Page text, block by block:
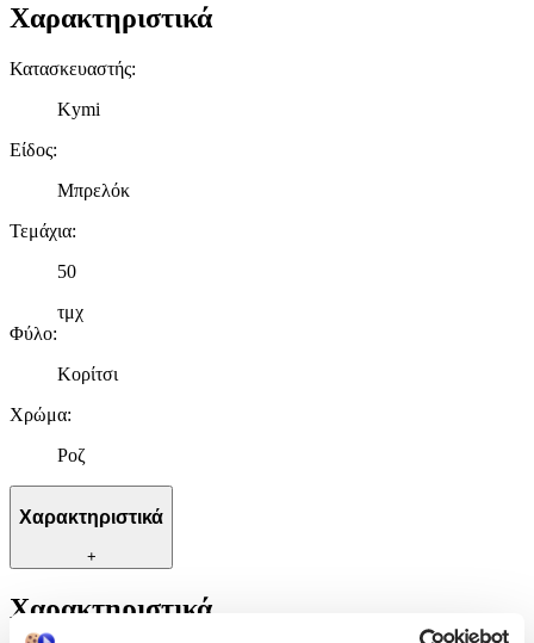
Χαρακτηριστικά
Κατασκευαστής:
Kymi
Είδος:
Μπρελόκ
Τεμάχια:
50
τμχ
Φύλο:
Κορίτσι
Χρώμα:
Ροζ
Χαρακτηριστικά
+
Χαρακτηριστικά